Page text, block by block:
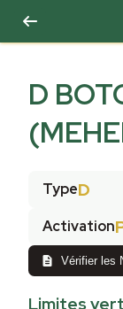
D
TypeD
Activation
Vérifier les
Limites